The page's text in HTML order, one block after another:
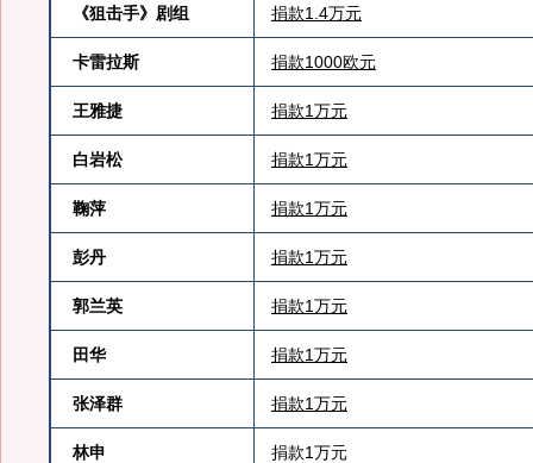
《狙击手》剧组 捐款1.4万元
卡雷拉斯 捐款1000欧元
王雅捷 捐款1万元
白岩松 捐款1万元
鞠萍 捐款1万元
彭丹 捐款1万元
郭兰英 捐款1万元
田华 捐款1万元
张泽群 捐款1万元
林申 捐款1万元